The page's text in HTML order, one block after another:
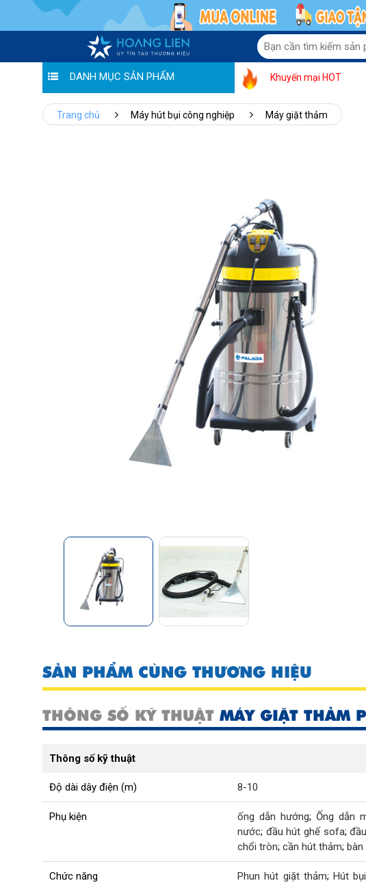
DANH MỤC SẢN PHẨM Khuyến mại HOT
Trang chủ Máy hút bụi công nghiệp Máy giặt thảm
SẢN PHẨM CÙNG THƯƠNG HIỆU
THÔNG SỐ KỸ THUẬT MÁY GIẶT THẢM
Thông số kỹ thuật
Độ dài dây điện (m) 8-10
Phụ kiện ống dẫn hướng; Ống dẫn
nước; đầu hút ghế sofa;
chổi tròn; cần hút thảm; bàn
Chức năng Phun hút giặt thảm; Hút